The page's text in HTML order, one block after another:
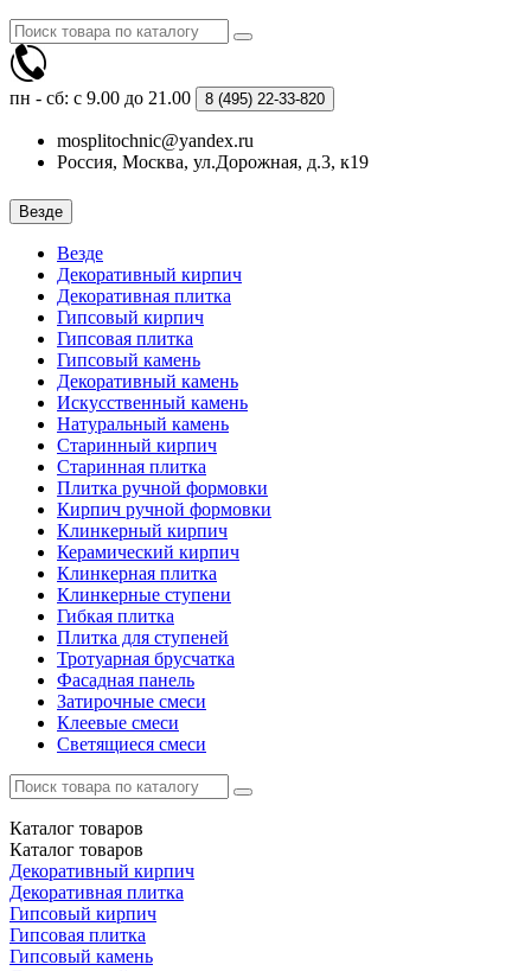
пн - сб: с 9.00 до 21.00 8 (495) 22-33-820
mosplitochnic@yandex.ru
Россия, Москва, ул.Дорожная, д.3, к19
Везде
Везде
Декоративный кирпич
Декоративная плитка
Гипсовый кирпич
Гипсовая плитка
Гипсовый камень
Декоративный камень
Искусственный камень
Натуральный камень
Старинный кирпич
Старинная плитка
Плитка ручной формовки
Кирпич ручной формовки
Клинкерный кирпич
Керамический кирпич
Клинкерная плитка
Клинкерные ступени
Гибкая плитка
Плитка для ступеней
Тротуарная брусчатка
Фасадная панель
Затирочные смеси
Клеевые смеси
Светящиеся смеси
Каталог товаров
Каталог товаров
Декоративный кирпич
Декоративная плитка
Гипсовый кирпич
Гипсовая плитка
Гипсовый камень